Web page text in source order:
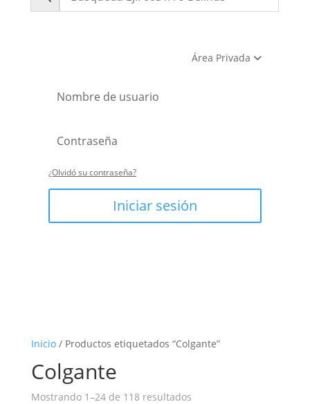
Área Privada
¿Olvidó su contraseña?
Iniciar sesión
Inicio/ Productos etiquetados “Colgante”
Colgante
Mostrando 1–24 de 118 resultados